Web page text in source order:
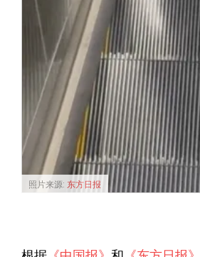
照片来源: 东方日报